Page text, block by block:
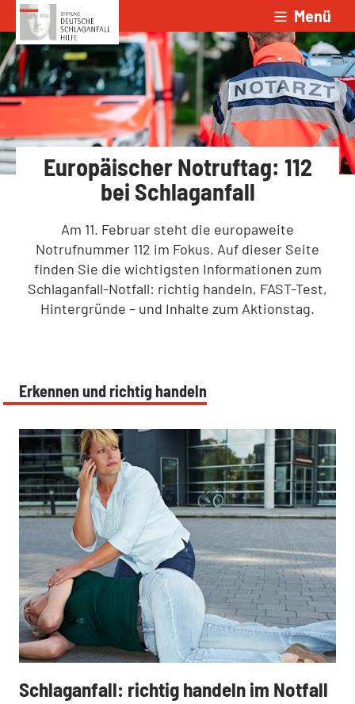
Zum Inhalt springen Menü
Europäischer Notruftag: 112
bei Schlaganfall
Am 11. Februar steht die europaweite
Notrufnummer 112 im Fokus. Auf dieser Seite
finden Sie die wichtigsten Informationen zum
Schlaganfall-Notfall: richtig handeln, FAST-Test,
Hintergründe – und Inhalte zum Aktionstag.
Erkennen und richtig handeln
:
Schlaganfall: richtig handeln im Notfall